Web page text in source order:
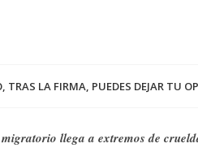
TRAS LA FIRMA, PUEDES DEJAR TU
llega a extremos de